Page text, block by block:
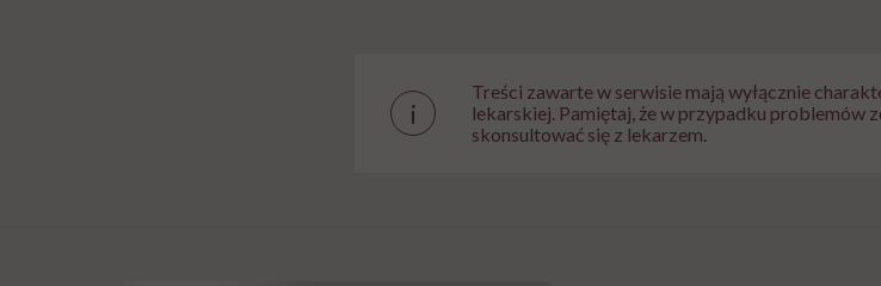
i
Treści zawarte w serwisie mają wyłącznie
lekarskiej. Pamiętaj, że w przypadku problemów
skonsultować się z lekarzem.